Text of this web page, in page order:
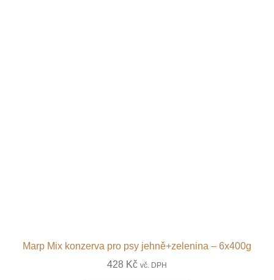
Marp Mix konzerva pro psy jehně+zelenina – 6x400g
428 Kč vč. DPH